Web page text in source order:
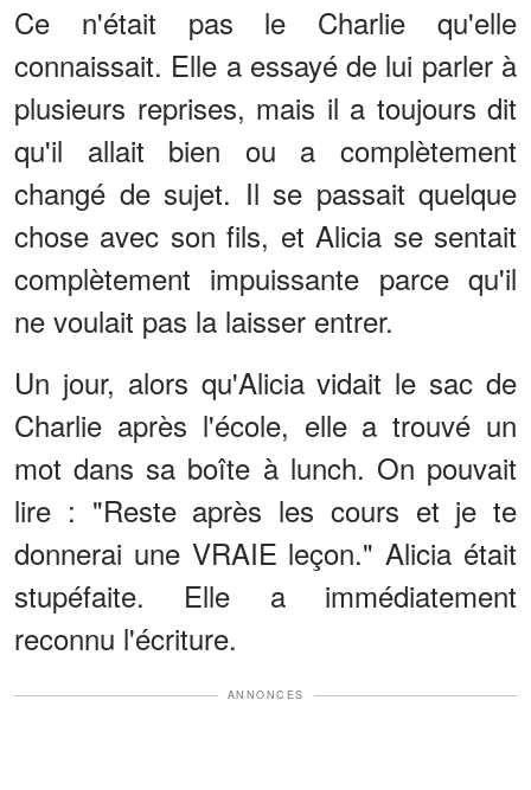
Ce n'était pas le Charlie qu'elle
connaissait. Elle a essayé de lui parler à
plusieurs reprises, mais il a toujours dit
qu'il allait bien ou a complètement
changé de sujet. Il se passait quelque
chose avec son fils, et Alicia se sentait
complètement impuissante parce qu'il
ne voulait pas la laisser entrer.
Un jour, alors qu'Alicia vidait le sac de
Charlie après l'école, elle a trouvé un
mot dans sa boîte à lunch. On pouvait
lire : "Reste après les cours et je te
donnerai une VRAIE leçon." Alicia était
stupéfaite. Elle a immédiatement
reconnu l'écriture.
ANNONCES